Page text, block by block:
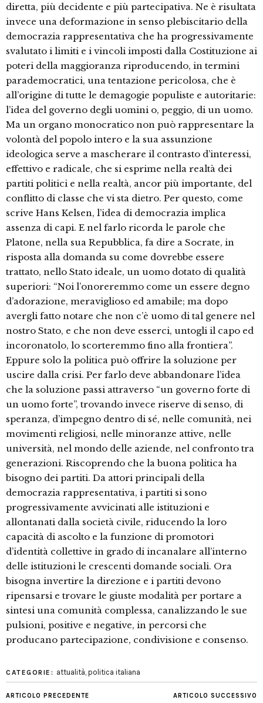
diretta, più decidente e più partecipativa. Ne è risultata
invece una deformazione in senso plebiscitario della
democrazia rappresentativa che ha progressivamente
svalutato i limiti e i vincoli imposti dalla Costituzione ai
poteri della maggioranza riproducendo, in termini
parademocratici, una tentazione pericolosa, che è
all’origine di tutte le demagogie populiste e autoritarie:
l’idea del governo degli uomini o, peggio, di un uomo.
Ma un organo monocratico non può rappresentare la
volontà del popolo intero e la sua assunzione
ideologica serve a mascherare il contrasto d’interessi,
effettivo e radicale, che si esprime nella realtà dei
partiti politici e nella realtà, ancor più importante, del
conflitto di classe che vi sta dietro. Per questo, come
scrive Hans Kelsen, l’idea di democrazia implica
assenza di capi. E nel farlo ricorda le parole che
Platone, nella sua Repubblica, fa dire a Socrate, in
risposta alla domanda su come dovrebbe essere
trattato, nello Stato ideale, un uomo dotato di qualità
superiori: “Noi l’onoreremmo come un essere degno
d’adorazione, meraviglioso ed amabile; ma dopo
avergli fatto notare che non c’è uomo di tal genere nel
nostro Stato, e che non deve esserci, untogli il capo ed
incoronatolo, lo scorteremmo fino alla frontiera”.
Eppure solo la politica può offrire la soluzione per
uscire dalla crisi. Per farlo deve abbandonare l’idea
che la soluzione passi attraverso “un governo forte di
un uomo forte”, trovando invece riserve di senso, di
speranza, d’impegno dentro di sé, nelle comunità, nei
movimenti religiosi, nelle minoranze attive, nelle
università, nel mondo delle aziende, nel confronto tra
generazioni. Riscoprendo che la buona politica ha
bisogno dei partiti. Da attori principali della
democrazia rappresentativa, i partiti si sono
progressivamente avvicinati alle istituzioni e
allontanati dalla società civile, riducendo la loro
capacità di ascolto e la funzione di promotori
d’identità collettive in grado di incanalare all’interno
delle istituzioni le crescenti domande sociali. Ora
bisogna invertire la direzione e i partiti devono
ripensarsi e trovare le giuste modalità per portare a
sintesi una comunità complessa, canalizzando le sue
pulsioni, positive e negative, in percorsi che
producano partecipazione, condivisione e consenso.
CATEGORIE: attualità, politica italiana
ARTICOLO PRECEDENTE ARTICOLO SUCCESSIVO